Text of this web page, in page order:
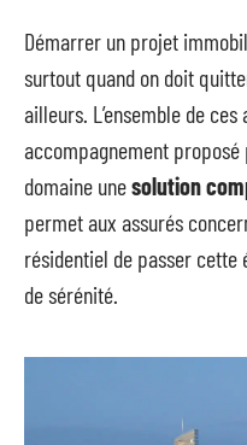
Démarrer un projet
surtout quand on doit
ailleurs. L’ensemble de
accompagnement
domaine unesolution
permet aux assurés
résidentiel de passer
de sérénité.